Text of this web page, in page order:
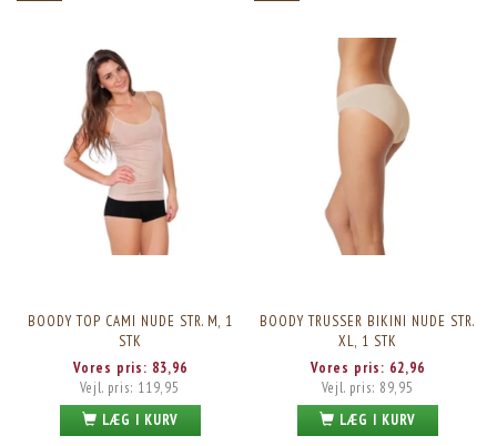
BOODY TOP CAMI NUDE STR. M, 1
STK
Vores pris: 83,96
Vejl. pris: 119,95
LÆG I KURV
BOODY TRUSSER BIKINI NUDE STR.
XL, 1 STK
Vores pris: 62,96
Vejl. pris: 89,95
LÆG I KURV